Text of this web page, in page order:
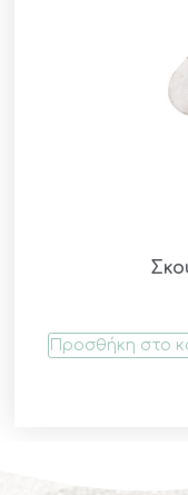
Προσθήκη στο